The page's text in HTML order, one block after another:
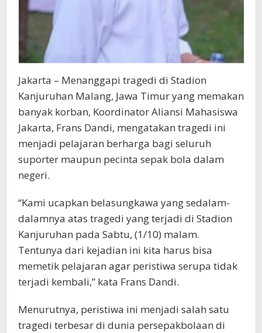
Jakarta – Menanggapi tragedi di Stadion
Kanjuruhan Malang, Jawa Timur yang memakan
banyak korban, Koordinator Aliansi Mahasiswa
Jakarta, Frans Dandi, mengatakan tragedi ini
menjadi pelajaran berharga bagi seluruh
suporter maupun pecinta sepak bola dalam
negeri.
“Kami ucapkan belasungkawa yang sedalam-
dalamnya atas tragedi yang terjadi di Stadion
Kanjuruhan pada Sabtu, (1/10) malam.
Tentunya dari kejadian ini kita harus bisa
memetik pelajaran agar peristiwa serupa tidak
terjadi kembali,” kata Frans Dandi.
Menurutnya, peristiwa ini menjadi salah satu
tragedi terbesar di dunia persepakbolaan di